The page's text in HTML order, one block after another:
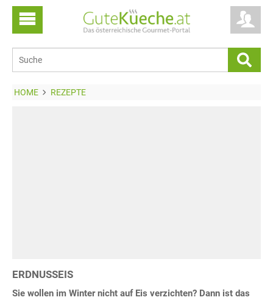
HOME REZEPTE
ERDNUSSEIS
Sie wollen im Winter nicht auf Eis verzichten? Dann ist das